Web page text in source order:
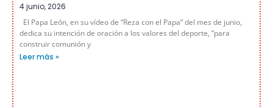
4 junio, 2026
El Papa León, en su vídeo de “Reza con el Papa” del mes de junio,
dedica su intención de oración a los valores del deporte, “para
construir comunión y
Leer más »